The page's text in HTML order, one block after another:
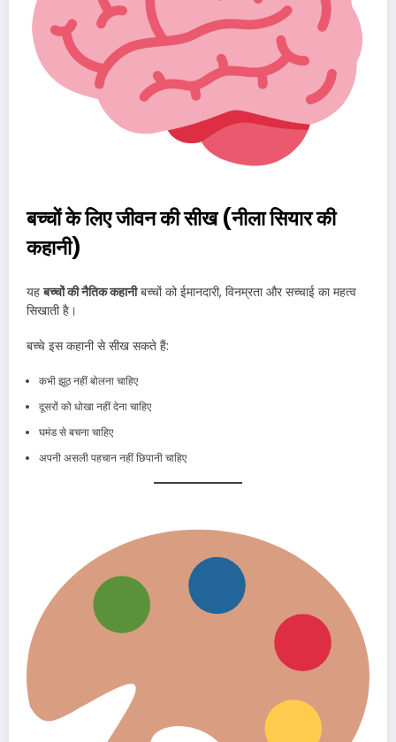
बच्चों के लिए जीवन की सीख (नीला सियार की
कहानी)
यहबच्चों की नैतिक कहानीबच्चों को ईमानदारी, विनम्रता और सच्चाई का महत्व
सिखाती है।
बच्चे इस कहानी से सीख सकते हैं:
कभी झूठ नहीं बोलना चाहिए
दूसरों को धोखा नहीं देना चाहिए
घमंड से बचना चाहिए
अपनी असली पहचान नहीं छिपानी चाहिए